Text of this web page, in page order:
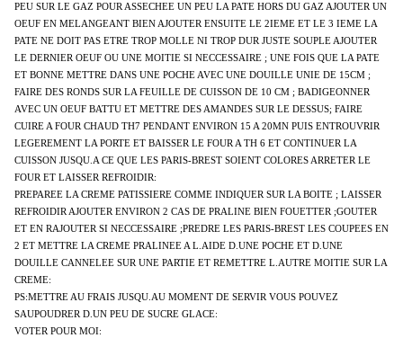
PEU SUR LE GAZ POUR ASSECHEE UN PEU LA PATE HORS DU GAZ AJOUTER UN
OEUF EN MELANGEANT BIEN AJOUTER ENSUITE LE 2IEME ET LE 3 IEME LA
PATE NE DOIT PAS ETRE TROP MOLLE NI TROP DUR JUSTE SOUPLE AJOUTER
LE DERNIER OEUF OU UNE MOITIE SI NECCESSAIRE ; UNE FOIS QUE LA PATE
ET BONNE METTRE DANS UNE POCHE AVEC UNE DOUILLE UNIE DE 15CM ;
FAIRE DES RONDS SUR LA FEUILLE DE CUISSON DE 10 CM ; BADIGEONNER
AVEC UN OEUF BATTU ET METTRE DES AMANDES SUR LE DESSUS; FAIRE
CUIRE A FOUR CHAUD TH7 PENDANT ENVIRON 15 A 20MN PUIS ENTROUVRIR
LEGEREMENT LA PORTE ET BAISSER LE FOUR A TH 6 ET CONTINUER LA
CUISSON JUSQU.A CE QUE LES PARIS-BREST SOIENT COLORES ARRETER LE
FOUR ET LAISSER REFROIDIR:
PREPAREE LA CREME PATISSIERE COMME INDIQUER SUR LA BOITE ; LAISSER
REFROIDIR AJOUTER ENVIRON 2 CAS DE PRALINE BIEN FOUETTER ;GOUTER
ET EN RAJOUTER SI NECCESSAIRE ;PREDRE LES PARIS-BREST LES COUPEES EN
2 ET METTRE LA CREME PRALINEE A L.AIDE D.UNE POCHE ET D.UNE
DOUILLE CANNELEE SUR UNE PARTIE ET REMETTRE L.AUTRE MOITIE SUR LA
CREME:
PS:METTRE AU FRAIS JUSQU.AU MOMENT DE SERVIR VOUS POUVEZ
SAUPOUDRER D.UN PEU DE SUCRE GLACE:
VOTER POUR MOI: